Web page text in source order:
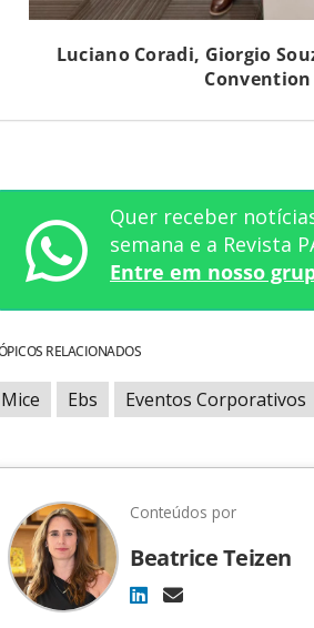
Luciano Coradi, Giorgio
Quer receber
semana e a Revista
Entre em nosso
RELACIONADOS
Mice Ebs Eventos Corporativos
Conteúdos por
Beatrice Teizen